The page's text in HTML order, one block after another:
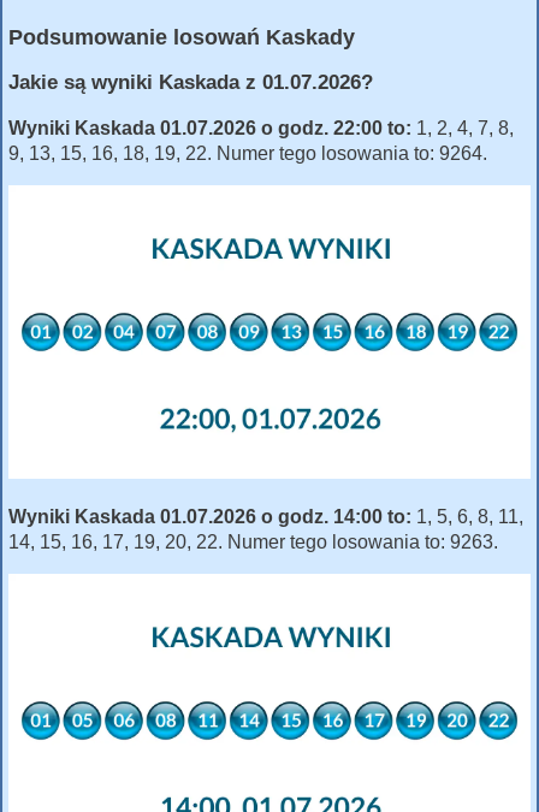
Podsumowanie losowań Kaskady
Jakie są wyniki Kaskada z 01.07.2026?
Wyniki Kaskada 01.07.2026 o godz. 22:00 to: 1, 2, 4, 7, 8,
9, 13, 15, 16, 18, 19, 22. Numer tego losowania to: 9264.
Wyniki Kaskada 01.07.2026 o godz. 14:00 to: 1, 5, 6, 8, 11,
14, 15, 16, 17, 19, 20, 22. Numer tego losowania to: 9263.